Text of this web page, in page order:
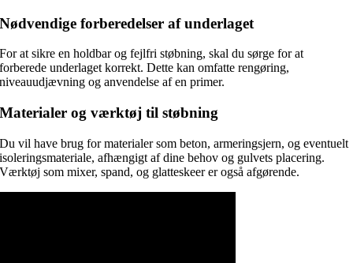
Nødvendige forberedelser af underlaget
For at sikre en holdbar og fejlfri støbning, skal du sørge for at
forberede underlaget korrekt. Dette kan omfatte rengøring,
niveauudjævning og anvendelse af en primer.
Materialer og værktøj til støbning
Du vil have brug for materialer som beton, armeringsjern, og eventuelt
isoleringsmateriale, afhængigt af dine behov og gulvets placering.
Værktøj som mixer, spand, og glatteskeer er også afgørende.